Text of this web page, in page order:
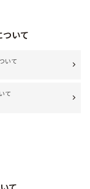
ついて
いて
て